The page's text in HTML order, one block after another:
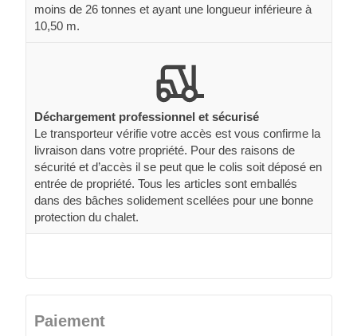
moins de 26 tonnes et ayant une longueur inférieure à
10,50 m.
Déchargement professionnel et sécurisé
Le transporteur vérifie votre accès est vous confirme la
livraison dans votre propriété. Pour des raisons de
sécurité et d’accès il se peut que le colis soit déposé en
entrée de propriété. Tous les articles sont emballés
dans des bâches solidement scellées pour une bonne
protection du chalet.
Paiement